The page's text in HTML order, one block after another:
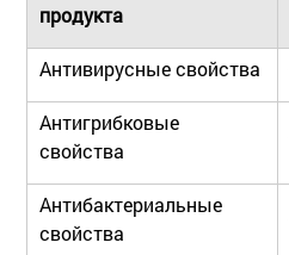
продукта
Антивирусные свойства
Антигрибковые
свойства
Антибактериальные
свойства